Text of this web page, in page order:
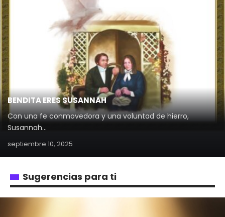
BENDITA ERES SUSANNAH
Con una fe conmovedora y una voluntad de hierro,
Susannah…
septiembre 10, 2025
Sugerencias para ti